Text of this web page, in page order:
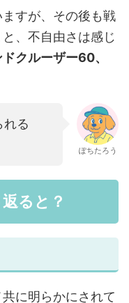
すが、その後も戦
、不自由さは感じ
クルーザー60、
れる
ぽちたろう
ると？
に明らかにされて